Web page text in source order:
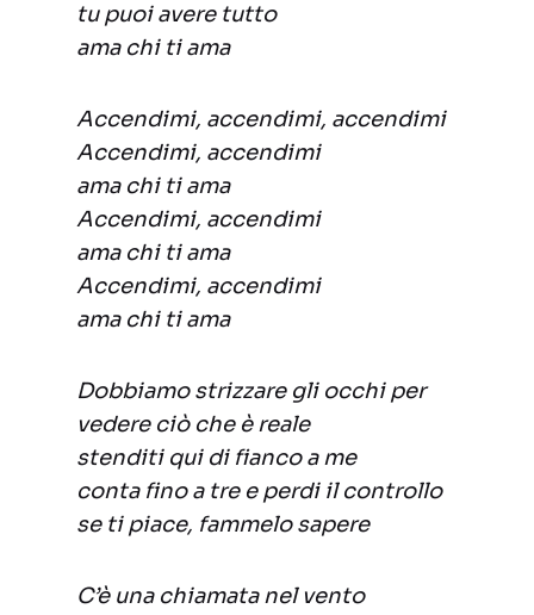
tu puoi avere tutto
ama chi ti ama
Accendimi, accendimi, accendimi
Accendimi, accendimi
ama chi ti ama
Accendimi, accendimi
ama chi ti ama
Accendimi, accendimi
ama chi ti ama
Dobbiamo strizzare gli occhi per
vedere ciò che è reale
stenditi qui di fianco a me
conta fino a tre e perdi il controllo
se ti piace, fammelo sapere
C’è una chiamata nel vento